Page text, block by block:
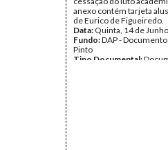
anexo contém tarjeta
de Eurico de Figueiredo.
Data: Quinta, 14 de
Fundo:DAP -
Pinto
Tipo Documental: